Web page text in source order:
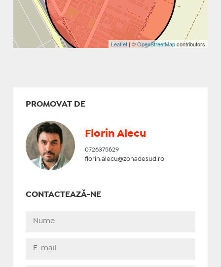
Leaflet | ©OpenStreetMapcontributors
PROMOVAT DE
Florin Alecu
0726375629
florin.alecu@zonadesud.ro
CONTACTEAZĂ-NE